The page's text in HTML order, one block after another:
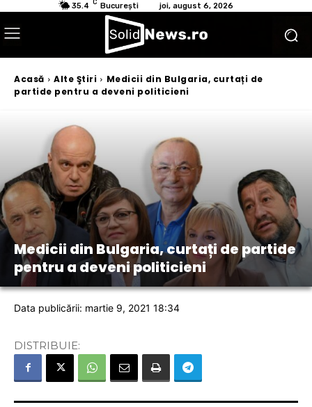
35.4 C București joi, august 6, 2026
Acasă Alte Ştiri
Medicii din Bulgaria, curtați de
partide pentru a deveni politicieni
Medicii din Bulgaria, curtați de partide
pentru a deveni politicieni
Data publicării: martie 9, 2021 18:34
DISTRIBUIE: